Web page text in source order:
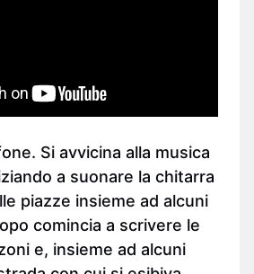
Si avvicina alla musica
a suonare la chitarra
piazze insieme ad alcuni
comincia a scrivere le
e, insieme ad alcuni